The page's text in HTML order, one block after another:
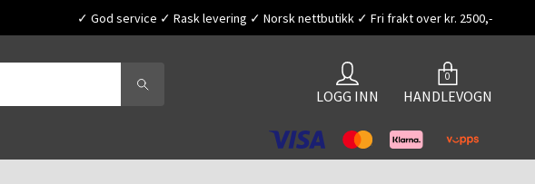
✓ God service ✓ Rask levering ✓ Norsk nettbutikk ✓ Fri frakt over kr. 2500,-
LOGG INN
0
HANDLEVOGN